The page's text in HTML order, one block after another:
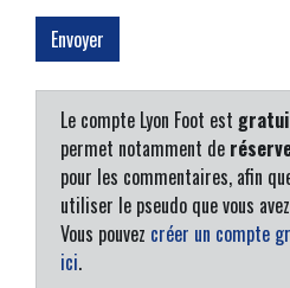
Le compte Lyon Foot est
permet notamment de
pour les commentaires, afin
utiliser le pseudo que vous
Vous pouvez créer un compte
ici.